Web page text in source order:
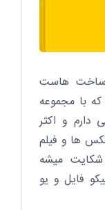
ساخت هاست
با مجموعه
دارم و اکثر
ها و فیلم
شکایت میشه
فایل و یو